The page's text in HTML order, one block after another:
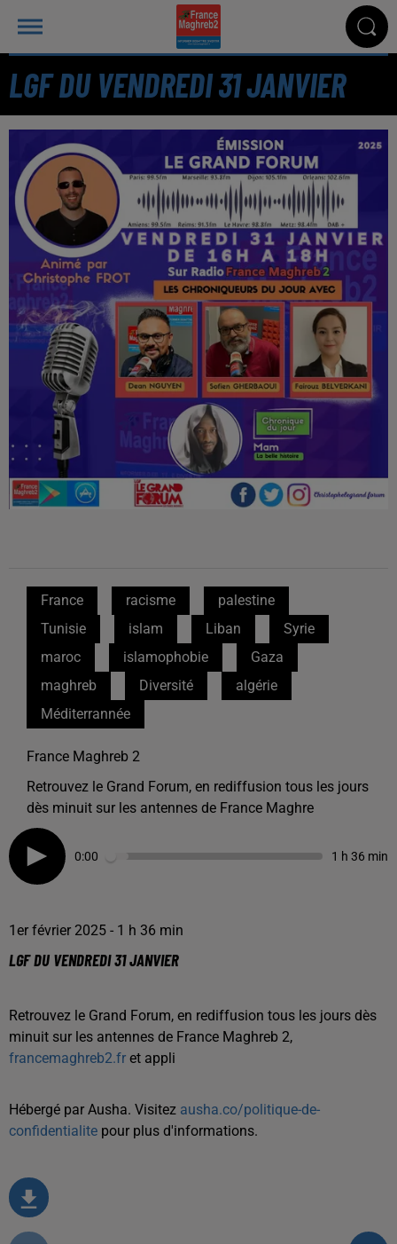
LGF DU VENDREDI 31 JANVIER
France racisme
palestine
Tunisie
islam Liban
Syrie
maroc
islamophobie
Gaza
maghreb
Diversité
algérie
Méditerrannée
France Maghreb 2
Retrouvez le Grand Forum, en rediffusion tous les jours
dès minuit sur les antennes de France Maghre
0:00 1 h 36 min
1er février 2025 - 1 h 36 min
LGF DU VENDREDI 31 JANVIER
Retrouvez le Grand Forum, en rediffusion tous les jours dès
minuit sur les antennes de France Maghreb 2,
francemaghreb2.fr et appli
Hébergé par Ausha. Visitez ausha.co/politique-de-
confidentialite pour plus d'informations.